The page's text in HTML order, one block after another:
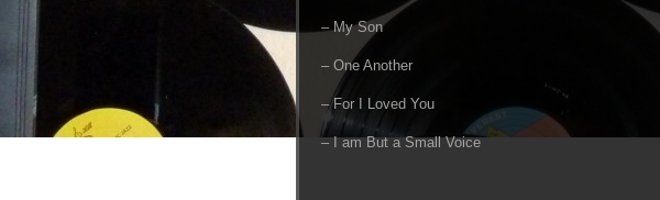
– My Son
– One Another
– For I Loved You
– I am But a Small Voice